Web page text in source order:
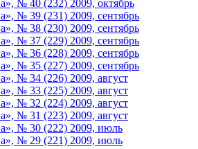
№ 40 (232) 2009, октябрь
№ 39 (231) 2009, сентябрь
№ 38 (230) 2009, сентябрь
№ 37 (229) 2009, сентябрь
№ 36 (228) 2009, сентябрь
№ 35 (227) 2009, сентябрь
№ 34 (226) 2009, август
№ 33 (225) 2009, август
№ 32 (224) 2009, август
№ 31 (223) 2009, август
№ 30 (222) 2009, июль
№ 29 (221) 2009, июль